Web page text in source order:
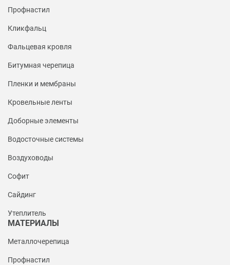
Профнастил
Кликфальц
Фальцевая кровля
Битумная черепица
Пленки и мембраны
Кровельные ленты
Доборные элементы
Водосточные системы
Воздуховоды
Софит
Сайдинг
Утеплитель
МАТЕРИАЛЫ
Металлочерепица
Профнастил